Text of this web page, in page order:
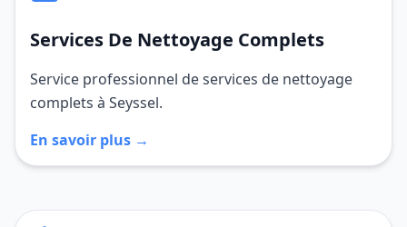
Services De Nettoyage Complets
Service professionnel de services de nettoyage
complets à Seyssel.
En savoir plus →